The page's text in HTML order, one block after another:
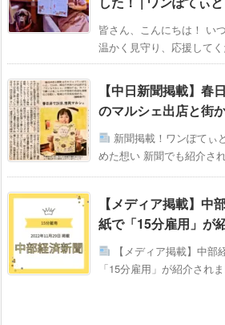
皆さん、こんにちは！ い
温かく見守り、応援して
【中日新聞掲載】春
のマルシェ出店と街
新聞掲載！ワンぽてぃ
めた想い 新聞でも紹介さ
【メディア掲載】中
紙で「15分雇用」が
【メディア掲載】中部
「15分雇用」が紹介され